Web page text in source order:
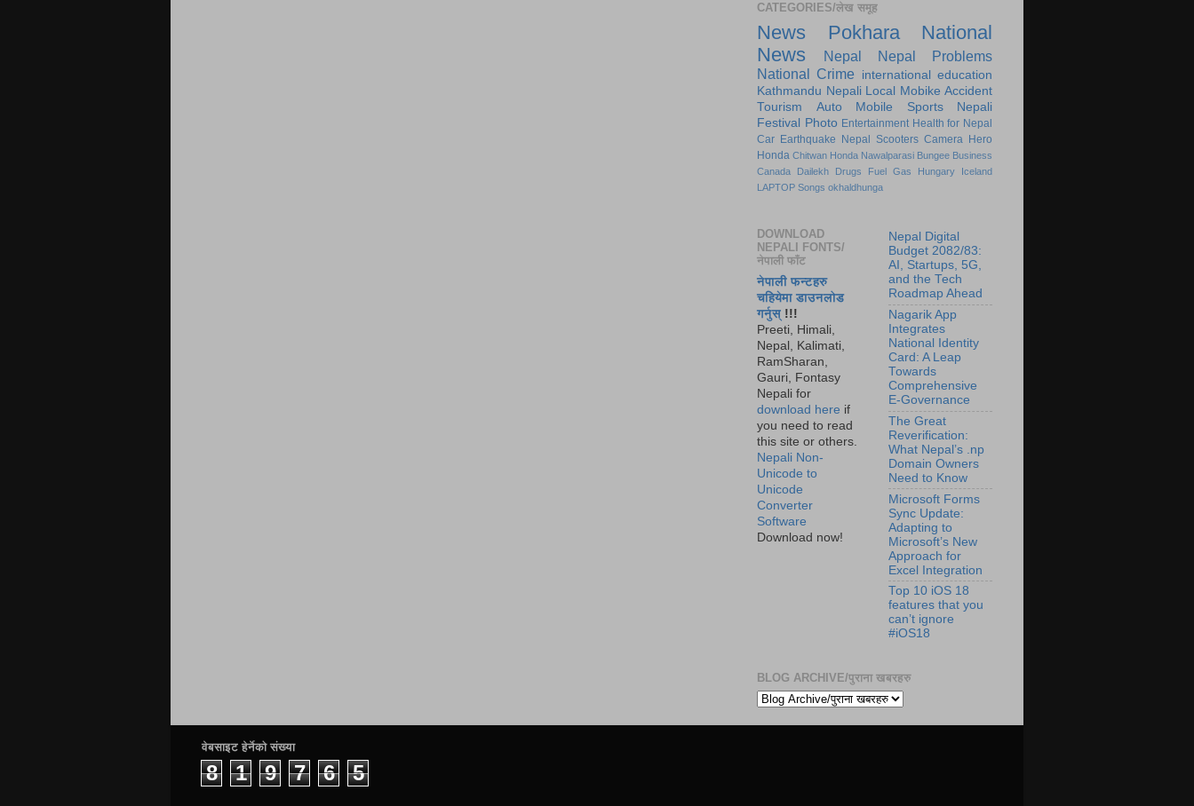
CATEGORIES/लेख समूह
News Pokhara
National
News
Nepal
Nepal Problems
National Crime international education
Kathmandu Nepali Local Mobike Accident
Tourism
Auto Mobile Sports
Nepali
Festival Photo Entertainment Health for Nepal
Car Earthquake Nepal Scooters Camera Hero
Honda Chitwan Honda Nawalparasi Bungee Business
Canada
Dailekh Drugs Fuel Gas Hungary
Iceland
LAPTOP Songs okhaldhunga
DOWNLOAD
NEPALI FONTS/
नेपाली फाँट
नेपाली फन्टहरु
चहियेमा डाउनलोड
गर्नुस् !!!
Preeti, Himali,
Nepal, Kalimati,
RamSharan,
Gauri, Fontasy
Nepali for
download here if
you need to read
this site or others.
Nepali Non-
Unicode to
Unicode
Converter
Software
Download now!
Nepal Digital
Budget 2082/83:
AI, Startups, 5G,
and the Tech
Roadmap Ahead
Nagarik App
Integrates
National Identity
Card: A Leap
Towards
Comprehensive
E-Governance
The Great
Reverification:
What Nepal’s .np
Domain Owners
Need to Know
Microsoft Forms
Sync Update:
Adapting to
Microsoft’s New
Approach for
Excel Integration
Top 10 iOS 18
features that you
can’t ignore
#iOS18
BLOG ARCHIVE/पुराना खबरहरु
वेबसाइट हेर्नेको संख्या
8 1 9 7 6 5